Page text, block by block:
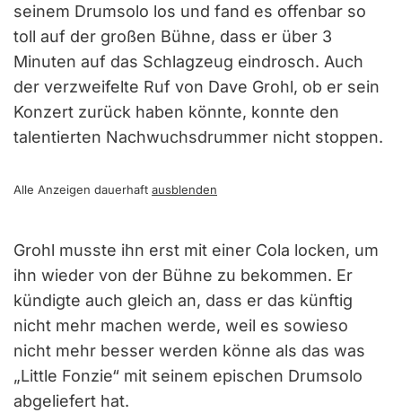
seinem Drumsolo los und fand es offenbar so
toll auf der großen Bühne, dass er über 3
Minuten auf das Schlagzeug eindrosch. Auch
der verzweifelte Ruf von Dave Grohl, ob er sein
Konzert zurück haben könnte, konnte den
talentierten Nachwuchsdrummer nicht stoppen.
Alle Anzeigen dauerhaft ausblenden
Grohl musste ihn erst mit einer Cola locken, um
ihn wieder von der Bühne zu bekommen. Er
kündigte auch gleich an, dass er das künftig
nicht mehr machen werde, weil es sowieso
nicht mehr besser werden könne als das was
„Little Fonzie“ mit seinem epischen Drumsolo
abgeliefert hat.